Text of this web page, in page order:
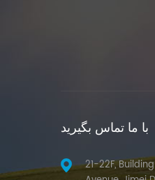
با ما تماس بگیرید
21-22F,